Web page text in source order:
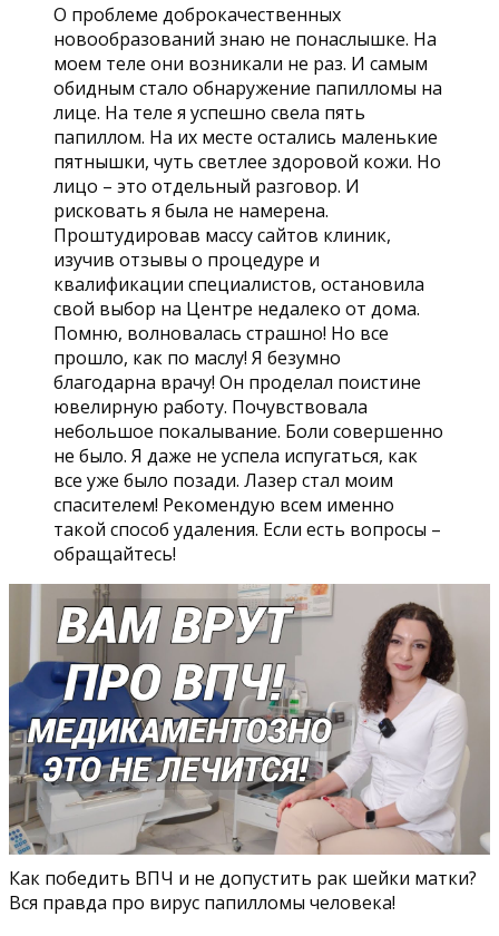
О проблеме доброкачественных
новообразований знаю не понаслышке. На
моем теле они возникали не раз. И самым
обидным стало обнаружение папилломы на
лице. На теле я успешно свела пять
папиллом. На их месте остались маленькие
пятнышки, чуть светлее здоровой кожи. Но
лицо – это отдельный разговор. И
рисковать я была не намерена.
Проштудировав массу сайтов клиник,
изучив отзывы о процедуре и
квалификации специалистов, остановила
свой выбор на Центре недалеко от дома.
Помню, волновалась страшно! Но все
прошло, как по маслу! Я безумно
благодарна врачу! Он проделал поистине
ювелирную работу. Почувствовала
небольшое покалывание. Боли совершенно
не было. Я даже не успела испугаться, как
все уже было позади. Лазер стал моим
спасителем! Рекомендую всем именно
такой способ удаления. Если есть вопросы –
обращайтесь!
Как победить ВПЧ и не допустить рак шейки матки?
Вся правда про вирус папилломы человека!